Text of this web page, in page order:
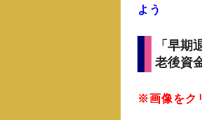
よう
「早期
老後資
※画像をク